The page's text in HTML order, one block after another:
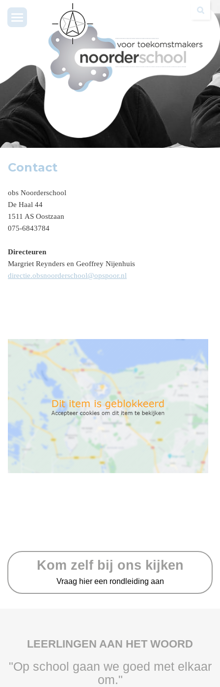
Toggle
Contact
obs Noorderschool
De Haal 44
1511 AS Oostzaan
075-6843784
Directeuren
Margriet Reynders en Geoffrey Nijenhuis
directie.obsnoorderschool@opspoor.nl
Kom zelf bij ons kijken
Vraag hier een rondleiding aan
LEERLINGEN AAN HET WOORD
"Op school gaan we goed met elkaar
om."